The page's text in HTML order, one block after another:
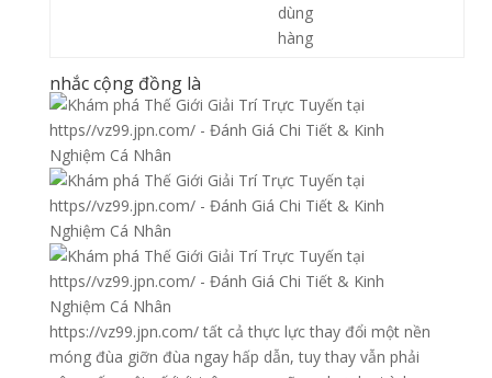
dùng
hàng
nhắc cộng đồng là
https://vz99.jpn.com/ tất cả thực lực thay đổi một nền
móng đùa giỡn đùa ngay hấp dẫn, tuy thay vẫn phải